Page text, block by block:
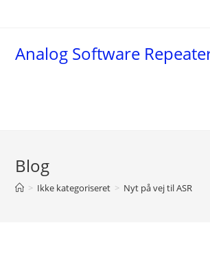
Analog Software
Blog
> Ikke kategoriseret > Nyt på vej til ASR